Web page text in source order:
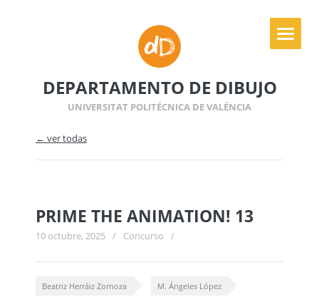
DEPARTAMENTO DE DIBUJO
UNIVERSITAT POLITÉCNICA DE VALÉNCIA
← ver todas
PRIME THE ANIMATION! 13
10 octubre, 2025 / Concurso /
Beatriz Herráiz Zornoza M. Ángeles López